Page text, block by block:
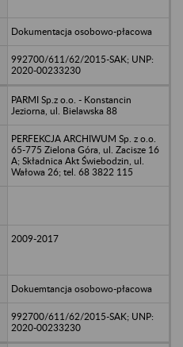
Dokumentacja osobowo-płacowa
992700/611/62/2015-SAK; UNP:
2020-00233230
PARMI Sp.z o.o. - Konstancin
Jeziorna, ul. Bielawska 88
PERFEKCJA ARCHIWUM Sp. z o.o.
65-775 Zielona Góra, ul. Zacisze 16
A; Składnica Akt Świebodzin, ul.
Wałowa 26; tel. 68 3822 115
2009-2017
Dokuemtancja osobowo-płacowa
992700/611/62/2015-SAK; UNP:
2020-00233230